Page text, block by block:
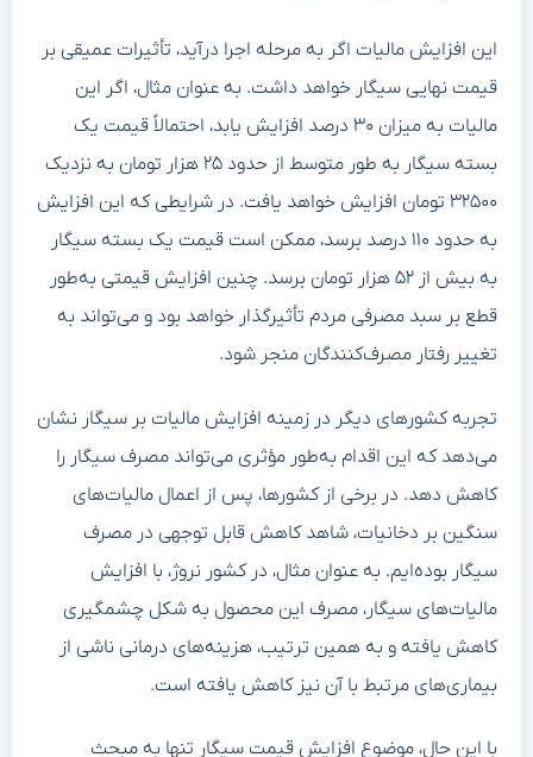
این افزایش مالیات اگر به مرحله اجرا درآید، تأثیرات عمیقی بر
قیمت نهایی سیگار خواهد داشت. به عنوان مثال، اگر این
مالیات به میزان ۳۰ درصد افزایش یابد، احتمالاً قیمت یک
بسته سیگار به طور متوسط از حدود ۲۵ هزار تومان به نزدیک
۳۲۵۰۰ تومان افزایش خواهد یافت. در شرایطی که این افزایش
به حدود ۱۱۰ درصد برسد، ممکن است قیمت یک بسته سیگار
به بیش از ۵۲ هزار تومان برسد. چنین افزایش قیمتی به‌طور
قطع بر سبد مصرفی مردم تأثیرگذار خواهد بود و می‌تواند به
تغییر رفتار مصرف‌کنندگان منجر شود.
تجربه کشورهای دیگر در زمینه افزایش مالیات بر سیگار نشان
می‌دهد که این اقدام به‌طور مؤثری می‌تواند مصرف سیگار را
کاهش دهد. در برخی از کشورها، پس از اعمال مالیات‌های
سنگین بر دخانیات، شاهد کاهش قابل توجهی در مصرف
سیگار بوده‌ایم. به عنوان مثال، در کشور نروژ، با افزایش
مالیات‌های سیگار، مصرف این محصول به شکل چشمگیری
کاهش یافته و به همین ترتیب، هزینه‌های درمانی ناشی از
بیماری‌های مرتبط با آن نیز کاهش یافته است.
با این حال، موضوع افزایش قیمت سیگار تنها به مبحث